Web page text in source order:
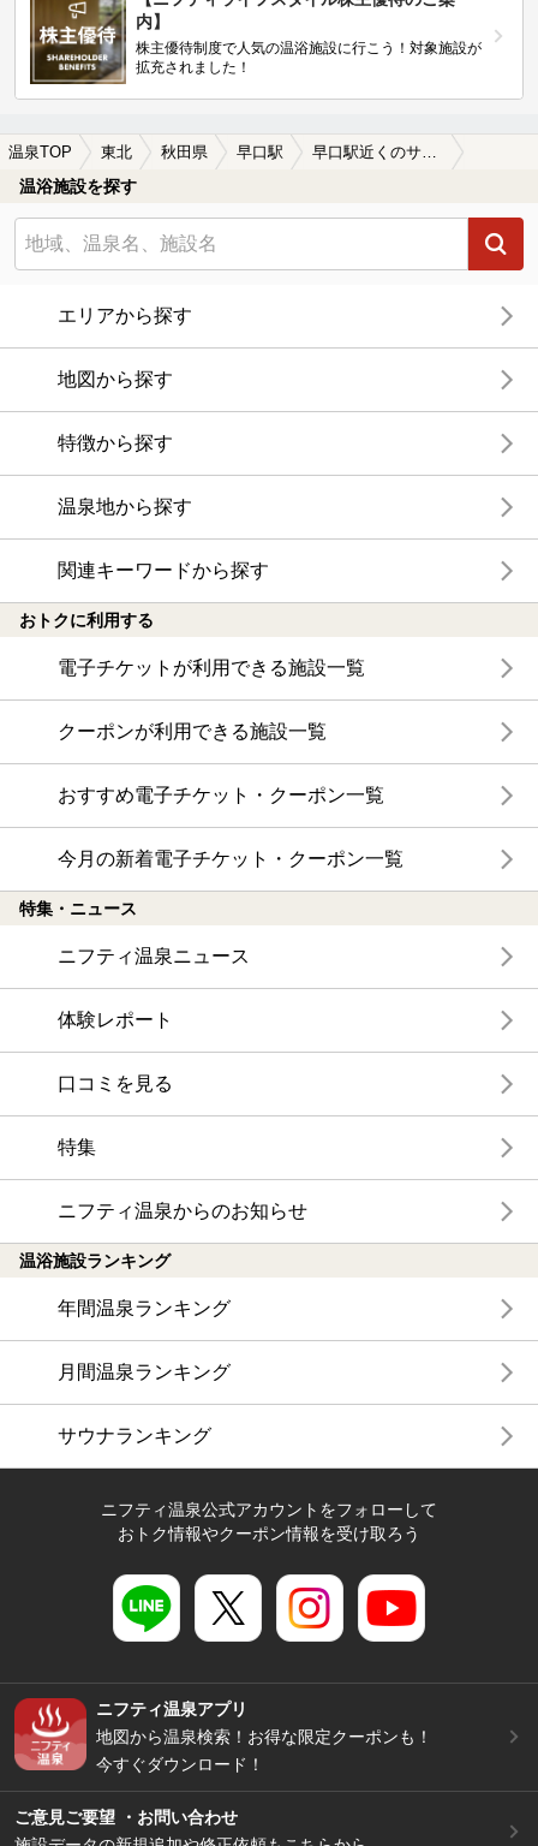
内】
株主優待制度で人気の温浴施設に行こう！対象施設が
拡充されました！
温泉TOP 東北 秋田県 早口駅
温浴施設を探す
エリアから探す
地図から探す
特徴から探す
温泉地から探す
関連キーワードから探す
おトクに利用する
電子チケットが利用できる施設一覧
クーポンが利用できる施設一覧
おすすめ電子チケット・クーポン一覧
今月の新着電子チケット・クーポン一覧
特集・ニュース
ニフティ温泉ニュース
体験レポート
口コミを見る
特集
ニフティ温泉からのお知らせ
温浴施設ランキング
年間温泉ランキング
月間温泉ランキング
サウナランキング
ニフティ温泉公式アカウントをフォローして
おトク情報やクーポン情報を受け取ろう
ニフティ温泉アプリ
地図から温泉検索！お得な限定クーポンも！
今すぐダウンロード！
ご意見ご要望 ・お問い合わせ